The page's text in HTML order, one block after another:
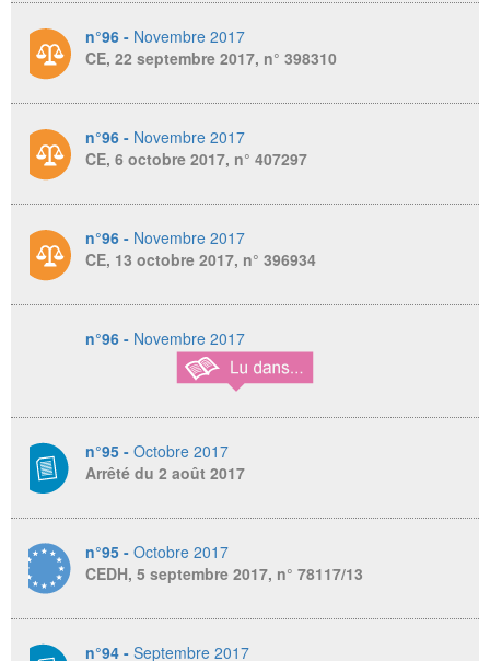
n°96 - Novembre 2017
CE, 22 septembre 2017, n° 398310
n°96 - Novembre 2017
CE, 6 octobre 2017, n° 407297
n°96 - Novembre 2017
CE, 13 octobre 2017, n° 396934
n°96 - Novembre 2017
n°95 - Octobre 2017
Arrêté du 2 août 2017
n°95 - Octobre 2017
CEDH, 5 septembre 2017, n° 78117/13
n°94 - Septembre 2017